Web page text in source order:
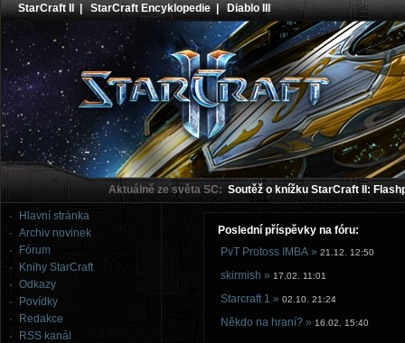
StarCraft II |StarCraft Encyklopedie|Diablo III
Aktuálně ze světa SC: Soutěž o knížku StarCraft II:
Hlavní stránka
Archiv novinek
Fórum
Knihy StarCraft
Odkazy
Povídky
Redakce
RSS kanál
Poslední příspěvky na fóru:
PvT Protoss IMBA » 21.12. 12:50
skirmish » 17.02. 11:01
Starcraft 1 » 02.10. 21:24
Někdo na hraní? » 16.02. 15:40